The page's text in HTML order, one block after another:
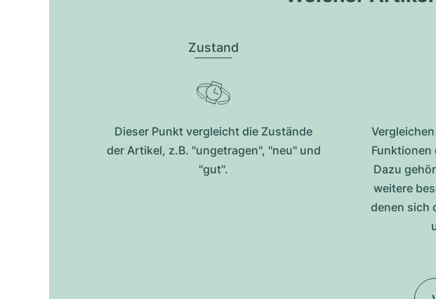
Zustand
Dieser Punkt vergleicht die Zustände
der Artikel, z.B. "ungetragen", "neu" und
"gut".
Funktionen
Dazu
weitere
denen sich